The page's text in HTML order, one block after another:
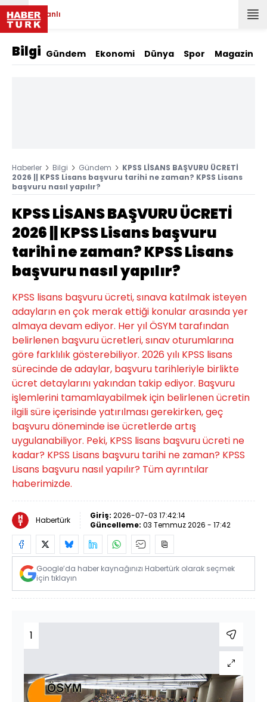
Canlı
Bilgi Gündem Ekonomi Dünya Spor Magazin
Haberler Bilgi Gündem
KPSS LİSANS BAŞVURU ÜCRETİ
2026 || KPSS Lisans başvuru tarihi ne zaman? KPSS Lisans
başvuru nasıl yapılır?
KPSS LİSANS BAŞVURU ÜCRETİ
2026 || KPSS Lisans başvuru
tarihi ne zaman? KPSS Lisans
başvuru nasıl yapılır?
KPSS lisans başvuru ücreti, sınava katılmak isteyen
adayların en çok merak ettiği konular arasında yer
almaya devam ediyor. Her yıl ÖSYM tarafından
belirlenen başvuru ücretleri, sınav oturumlarına
göre farklılık gösterebiliyor. 2026 yılı KPSS lisans
sürecinde de adaylar, başvuru tarihleriyle birlikte
ücret detaylarını yakından takip ediyor. Başvuru
işlemlerini tamamlayabilmek için belirlenen ücretin
ilgili süre içerisinde yatırılması gerekirken, geç
başvuru döneminde ise ücretlerde artış
uygulanabiliyor. Peki, KPSS lisans başvuru ücreti ne
kadar? KPSS Lisans başvuru tarihi ne zaman? KPSS
Lisans başvuru nasıl yapılır? Tüm ayrıntılar
haberimizde.
Habertürk Giriş: 2026-07-03 17:42:14
Güncelleme: 03 Temmuz 2026 - 17:42
Google’da haber kaynağınızı Habertürk olarak seçmek
için tıklayın
1